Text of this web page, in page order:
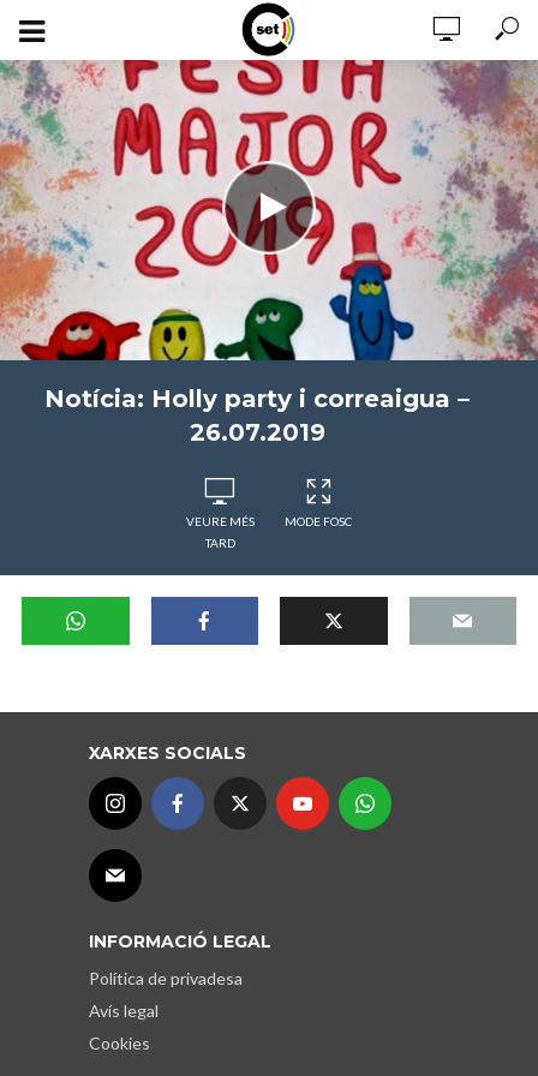
Notícia: Holly party i correaigua –
26.07.2019
VEURE MÉS
TARD
MODE FOSC
XARXES SOCIALS
INFORMACIÓ LEGAL
Política de privadesa
Avís legal
Cookies